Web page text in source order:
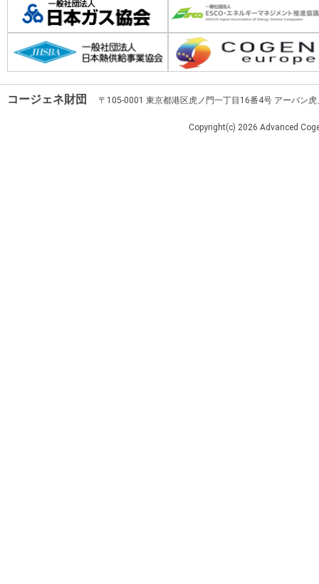
コージェネ財団 〒105-0001 東京都港区虎ノ門一丁目16番4号 アーバン
Copyright(c) 2026 Advanced